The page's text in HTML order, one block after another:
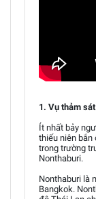
1. Vụ thảm
Ít nhất bảy
thiếu niên bắn
trong trường
Nonthaburi.
Nonthaburi là
Bangkok.